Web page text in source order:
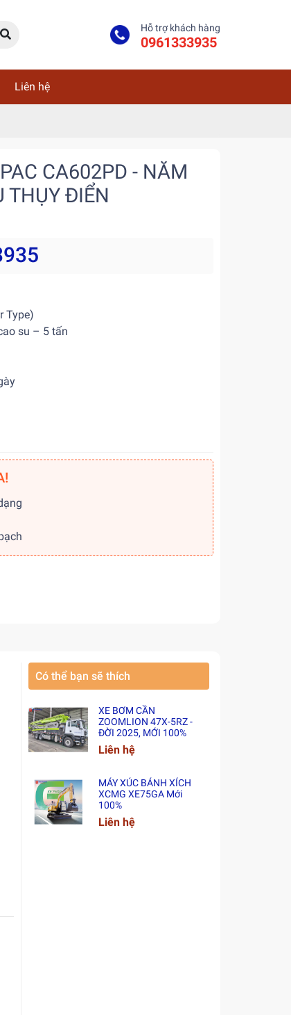
Hỗ trợ khách hàng
0961333935
Liên hệ
CA602PD - NĂM
THỤY ĐIỂN
Type)
su – 5 tấn
Có thể bạn sẽ thích
XE BƠM CẦN
ZOOMLION 47X-5RZ -
ĐỜI 2025, MỚI 100%
Liên hệ
MÁY XÚC BÁNH XÍCH
XCMG XE75GA Mới
100%
Liên hệ